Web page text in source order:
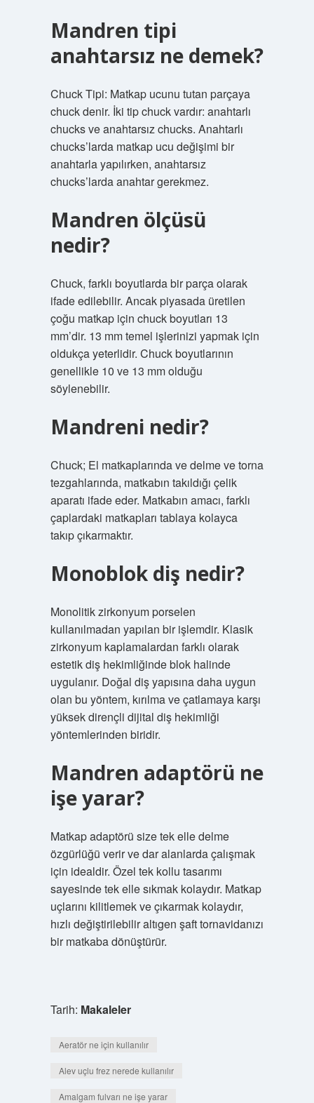
Mandren tipi
anahtarsız ne demek?
Chuck Tipi: Matkap ucunu tutan parçaya
chuck denir. İki tip chuck vardır: anahtarlı
chucks ve anahtarsız chucks. Anahtarlı
chucks’larda matkap ucu değişimi bir
anahtarla yapılırken, anahtarsız
chucks’larda anahtar gerekmez.
Mandren ölçüsü
nedir?
Chuck, farklı boyutlarda bir parça olarak
ifade edilebilir. Ancak piyasada üretilen
çoğu matkap için chuck boyutları 13
mm’dir. 13 mm temel işlerinizi yapmak için
oldukça yeterlidir. Chuck boyutlarının
genellikle 10 ve 13 mm olduğu
söylenebilir.
Mandreni nedir?
Chuck; El matkaplarında ve delme ve torna
tezgahlarında, matkabın takıldığı çelik
aparatı ifade eder. Matkabın amacı, farklı
çaplardaki matkapları tablaya kolayca
takıp çıkarmaktır.
Monoblok diş nedir?
Monolitik zirkonyum porselen
kullanılmadan yapılan bir işlemdir. Klasik
zirkonyum kaplamalardan farklı olarak
estetik diş hekimliğinde blok halinde
uygulanır. Doğal diş yapısına daha uygun
olan bu yöntem, kırılma ve çatlamaya karşı
yüksek dirençli dijital diş hekimliği
yöntemlerinden biridir.
Mandren adaptörü ne
işe yarar?
Matkap adaptörü size tek elle delme
özgürlüğü verir ve dar alanlarda çalışmak
için idealdir. Özel tek kollu tasarımı
sayesinde tek elle sıkmak kolaydır. Matkap
uçlarını kilitlemek ve çıkarmak kolaydır,
hızlı değiştirilebilir altıgen şaft tornavidanızı
bir matkaba dönüştürür.
Tarih: Makaleler
Aeratör ne için kullanılır
Alev uçlu frez nerede kullanılır
Amalgam fulvarı ne işe yarar